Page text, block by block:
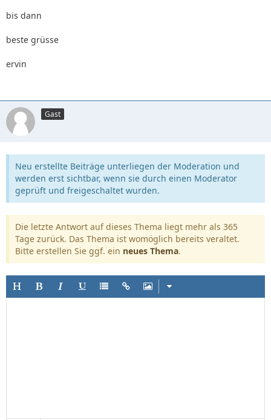
bis dann
beste grüsse
ervin
Gast
Neu erstellte Beiträge unterliegen der Moderation und
werden erst sichtbar, wenn sie durch einen Moderator
geprüft und freigeschaltet wurden.
Die letzte Antwort auf dieses Thema liegt mehr als 365
Tage zurück. Das Thema ist womöglich bereits veraltet.
Bitte erstellen Sie ggf. ein neues Thema.